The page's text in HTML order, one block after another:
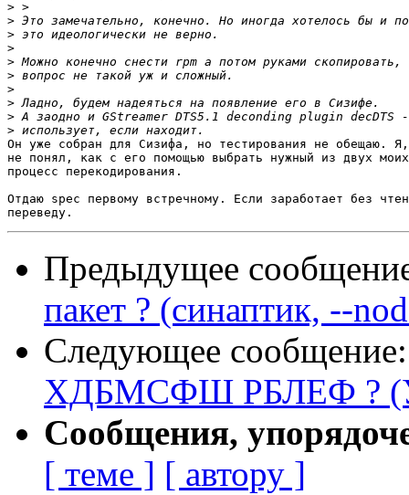
>
>
>
>
>
>
>
>
>
>
Он уже собран для Сизифа, но тестирования не обещаю.
не понял, как с его помощью выбрать нужный из двух моих
процесс перекодирования.
Отдаю spec первому встречному. Если заработает без
Предыдущее
пакет ? (синаптик, --
Следующее
ХДБМСФШ РБЛЕФ ?
Сообщения,
[ теме ] [ автору ]